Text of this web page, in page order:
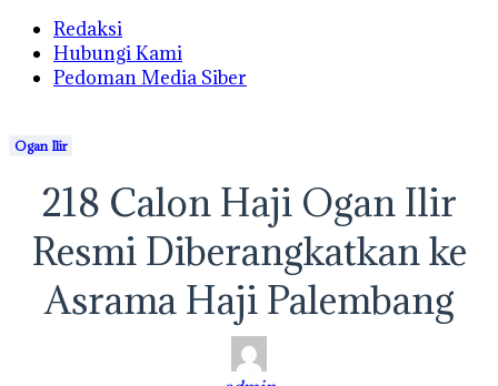
Redaksi
Hubungi Kami
Pedoman Media Siber
Ogan Ilir
218 Calon Haji Ogan Ilir
Resmi Diberangkatkan ke
Asrama Haji Palembang